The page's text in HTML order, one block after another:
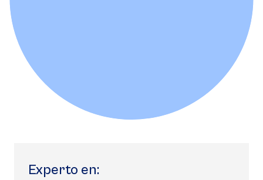
Experto en: